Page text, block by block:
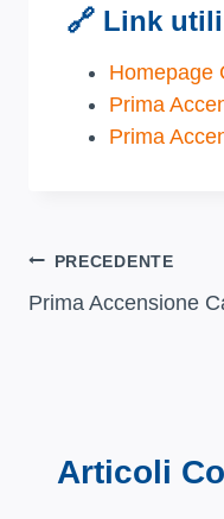
🔗 Link utili
Homepage
Prima
Prima
Navigazione
articoli
PRECEDENTE
Prima Accensione
Articoli